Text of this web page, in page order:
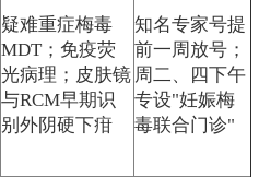
疑难重症梅毒
MDT；免疫荧
光病理；皮肤镜
与RCM早期识
别外阴硬下疳
知名专家号提
前一周放号；
周二、四下午
专设"妊娠梅
毒联合门诊"